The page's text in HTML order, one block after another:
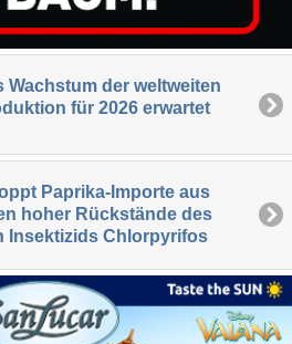
Wachstum der weltweiten
für 2026 erwartet
Paprika-Importe aus
hoher Rückstände des
Insektizids Chlorpyrifos